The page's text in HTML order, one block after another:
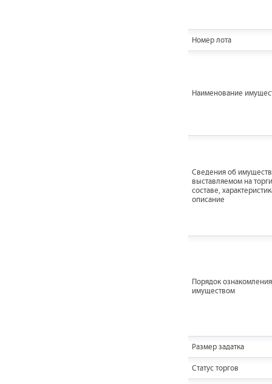
Номер лота
Наименование
Cведения об
выставляемом на
составе,
описание
Порядок
имуществом
Размер задатка
Статус торгов